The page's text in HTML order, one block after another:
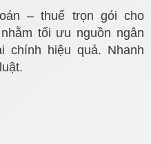
– thuế trọn gói cho
tối ưu nguồn ngân
chính hiệu quả. Nhanh